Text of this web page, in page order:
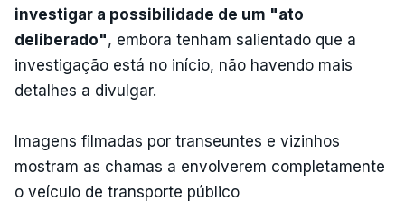
investigar a possibilidade de um "ato
deliberado", embora tenham salientado que a
investigação está no início, não havendo mais
detalhes a divulgar.
Imagens filmadas por transeuntes e vizinhos
mostram as chamas a envolverem completamente
o veículo de transporte público